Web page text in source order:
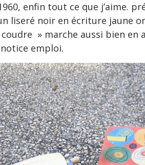
enfin tout ce que j’aime.
liseré noir en écriture jaune
» marche aussi bien en
emploi.